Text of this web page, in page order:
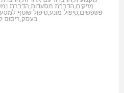
מזיקים,הדברת מסעדות,הדברת
פשפשים,טיפול מונע,טיפול שוטף
בעסק,ריסוס